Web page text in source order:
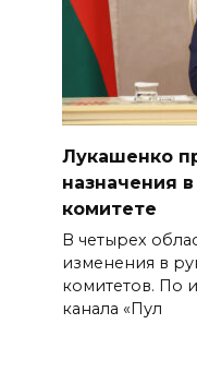
Лукашенко
назначения
комитете
В четырех
изменения в
комитетов. По
канала «Пул